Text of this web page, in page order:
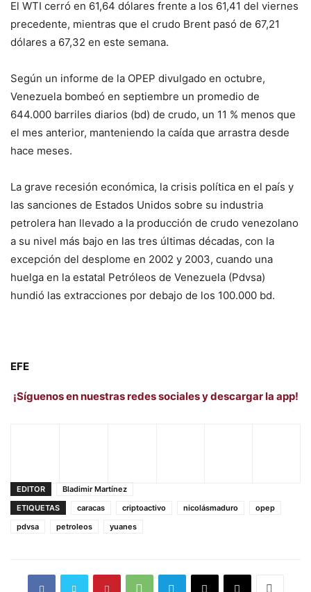
El WTI cerró en 61,64 dólares frente a los 61,41 del viernes
precedente, mientras que el crudo Brent pasó de 67,21
dólares a 67,32 en este semana.
Según un informe de la OPEP divulgado en octubre,
Venezuela bombeó en septiembre un promedio de
644.000 barriles diarios (bd) de crudo, un 11 % menos que
el mes anterior, manteniendo la caída que arrastra desde
hace meses.
La grave recesión económica, la crisis política en el país y
las sanciones de Estados Unidos sobre su industria
petrolera han llevado a la producción de crudo venezolano
a su nivel más bajo en las tres últimas décadas, con la
excepción del desplome en 2002 y 2003, cuando una
huelga en la estatal Petróleos de Venezuela (Pdvsa)
hundió las extracciones por debajo de los 100.000 bd.
EFE
¡Síguenos en nuestras redes sociales y descargar la app!
EDITOR
Bladimir Martínez
ETIQUETAS
caracas criptoactivo nicolásmaduro
opep
pdvsa
petroleos yuanes